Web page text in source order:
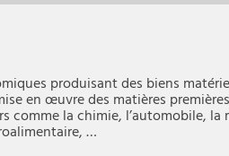
produisant des biens
en œuvre des matières
comme la chimie, l’automobile,
…